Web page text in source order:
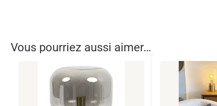
Vous pourriez aussi aimer…